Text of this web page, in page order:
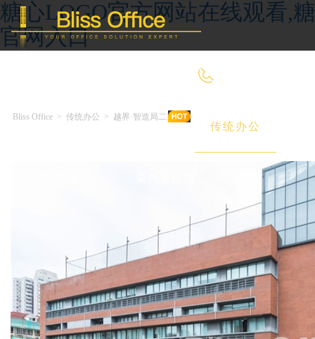
糖心LOGO官方网站在线观看,
官网入口
传统办公
Bliss Office > 传统办公 > 越界·智造局二期